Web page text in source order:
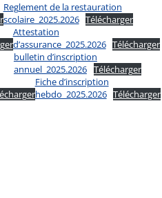
Reglement de la restauration
scolaire_2025.2026 Télécharger
Attestation
d’assurance_2025.2026 Télécharger
bulletin d’inscription
annuel_2025.2026 Télécharger
Fiche d’inscription
hebdo_2025.2026 Télécharger